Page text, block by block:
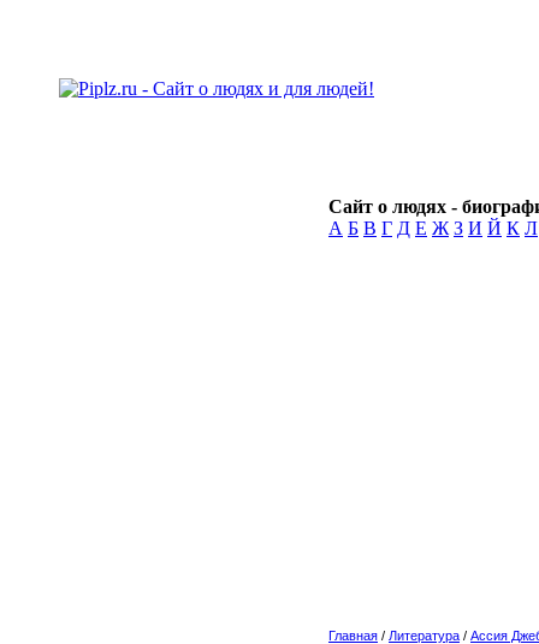
Сайт о людях -
А Б В Г Д Е Ж З И Й К Л
Главная / Литература / Ассия